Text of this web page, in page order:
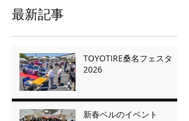
最新記事
TOYOTIRE桑名フェスタ
2026
新春ベルのイベント